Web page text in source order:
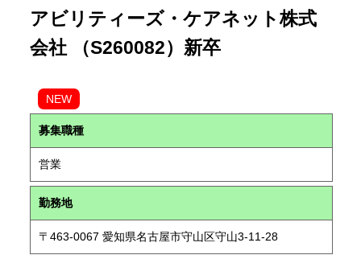
アビリティーズ・ケアネット株式
会社 （S260082）新卒
NEW
募集職種
営業
勤務地
〒463-0067 愛知県名古屋市守山区守山3-11-28